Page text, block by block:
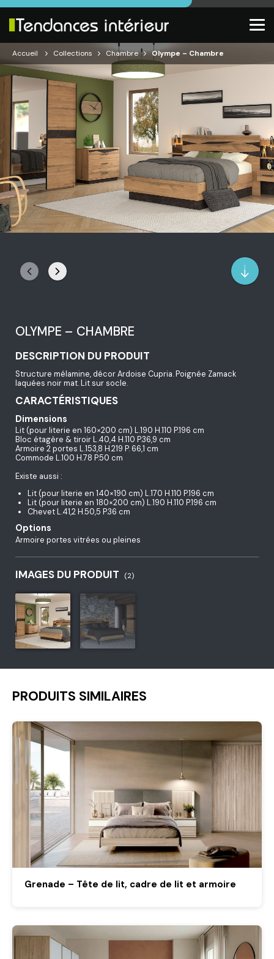
Accueil Collections Chambre Olympe – Chambre
OLYMPE – CHAMBRE
DESCRIPTION DU PRODUIT
Structure mélamine, décor Ardoise Cupria. Poignée Zamack
laquées noir mat. Lit sur socle.
CARACTÉRISTIQUES
Dimensions
Lit (pour literie en 160×200 cm) L.190 H.110 P.196 cm
Bloc étagère & tiroir L.40,4 H.110 P.36,9 cm
Armoire 2 portes L.153,8 H.219 P. 66,1 cm
Commode L.100 H.78 P.50 cm
Existe aussi :
Lit (pour literie en 140×190 cm) L.170 H.110 P.196 cm
Lit (pour literie en 180×200 cm) L.190 H.110 P.196 cm
Chevet L.41,2 H.50,5 P.36 cm
Options
Armoire portes vitrées ou pleines
IMAGES DU PRODUIT (2)
PRODUITS SIMILAIRES
Grenade – Tête de lit, cadre de lit et armoire